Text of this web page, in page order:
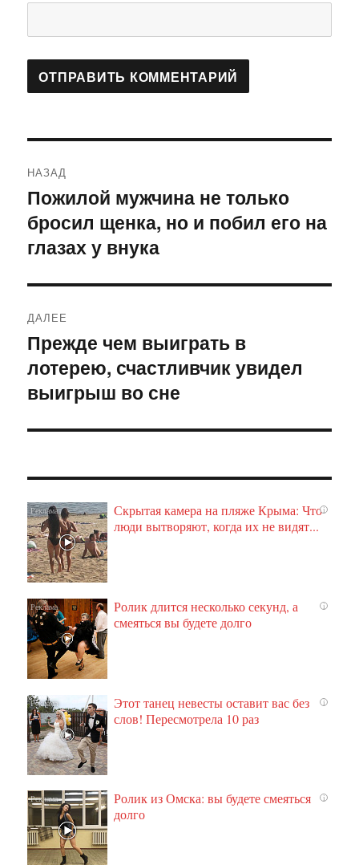
по
записям
НАЗАД
Предыдущая
запись:
Пожилой мужчина не только
бросил щенка, но и побил его на
глазах у внука
ДАЛЕЕ
Следующая
запись:
Прежде чем выиграть в
лотерею, счастливчик увидел
выигрыш во сне
i
Скрытая камера на пляже Крыма: Что
люди вытворяют, когда их не видят...
i
Ролик длится несколько секунд, а
смеяться вы будете долго
i
Этот танец невесты оставит вас без
слов! Пересмотрела 10 раз
i
Ролик из Омска: вы будете смеяться
долго